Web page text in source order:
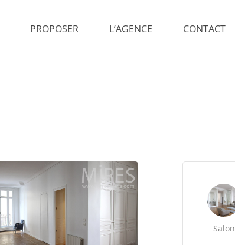
PROPOSER L’AGENCE CONTACT
Salon